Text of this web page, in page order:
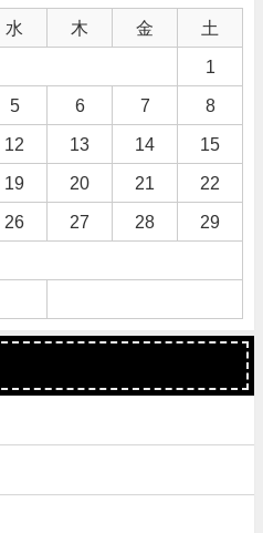
水 木 金 土
1
5 6 7 8
12 13 14 15
19 20 21 22
26 27 28 29